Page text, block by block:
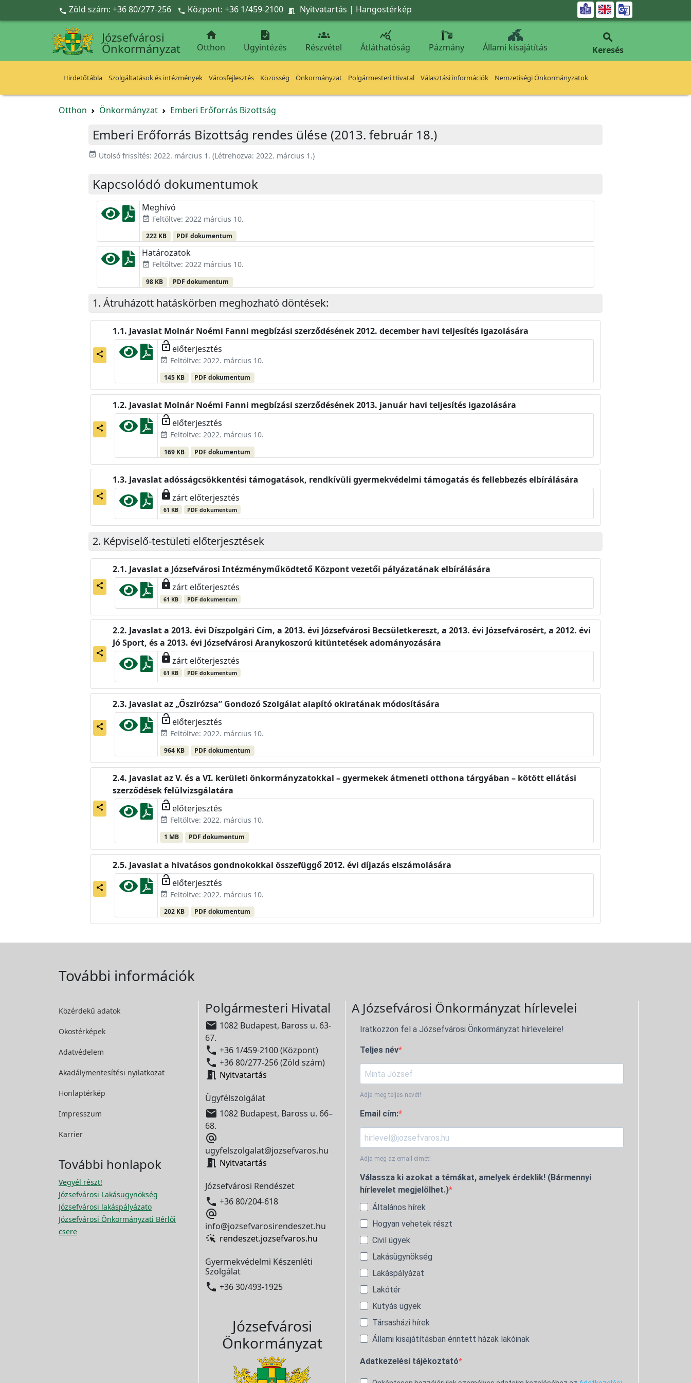
Ugrás a fő tartalomra
 Zöld szám: +36 80/277-256  Központ: +36 1/459-2100  Nyitvatartás | Hangostérkép 
Józsefvárosi
Önkormányzat

Otthon

Ügyintézés

Részvétel

Átláthatóság Pázmány Állami kisajátítás

Keresés
Hirdetőtábla Szolgáltatások és intézmények Városfejlesztés Közösség Önkormányzat Polgármesteri Hivatal Választási információk Nemzetiségi Önkormányzatok
Otthon Önkormányzat Emberi Erőforrás Bizottság
Emberi Erőforrás Bizottság rendes ülése (2013. február 18.)
event_available Utolsó frissítés: 2022. március 1. (Létrehozva: 2022. március 1.)
Kapcsolódó dokumentumok
Meghívó
event_available Feltöltve: 2022 március 10.
222 KB PDF dokumentum
Határozatok
event_available Feltöltve: 2022 március 10.
98 KB PDF dokumentum
Átruházott hatáskörben meghozható döntések:
share
Javaslat Molnár Noémi Fanni megbízási szerződésének 2012. december havi teljesítés igazolására
lock_open előterjesztés
event_available Feltöltve: 2022. március 10.
145 KB PDF dokumentum
share
Javaslat Molnár Noémi Fanni megbízási szerződésének 2013. január havi teljesítés igazolására
lock_open előterjesztés
event_available Feltöltve: 2022. március 10.
169 KB PDF dokumentum
share
Javaslat adósságcsökkentési támogatások, rendkívüli gyermekvédelmi támogatás és fellebbezés elbírálására
lockzárt előterjesztés
61 KB PDF dokumentum
Képviselő-testületi előterjesztések
share
Javaslat a Józsefvárosi Intézményműködtető Központ vezetői pályázatának elbírálására
lockzárt előterjesztés
61 KB PDF dokumentum
share
Javaslat a 2013. évi Díszpolgári Cím, a 2013. évi Józsefvárosi Becsületkereszt, a 2013. évi Józsefvárosért, a 2012. évi
Jó Sport, és a 2013. évi Józsefvárosi Aranykoszorú kitüntetések adományozására
lockzárt előterjesztés
61 KB PDF dokumentum
share
Javaslat az „Őszirózsa” Gondozó Szolgálat alapító okiratának módosítására
lock_open előterjesztés
event_available Feltöltve: 2022. március 10.
964 KB PDF dokumentum
share
Javaslat az V. és a VI. kerületi önkormányzatokkal – gyermekek átmeneti otthona tárgyában – kötött ellátási
szerződések felülvizsgálatára
lock_open előterjesztés
event_available Feltöltve: 2022. március 10.
1 MB PDF dokumentum
share
Javaslat a hivatásos gondnokokkal összefüggő 2012. évi díjazás elszámolására
lock_open előterjesztés
event_available Feltöltve: 2022. március 10.
202 KB PDF dokumentum
További információk
Közérdekű adatok
Okostérképek
Adatvédelem
Akadálymentesítési nyilatkozat
Honlaptérkép
Impresszum
Karrier
További honlapok
Vegyél részt!
Józsefvárosi Lakásügynökség
Józsefvárosi lakáspályázato
Józsefvárosi Önkormányzati Bérlői
csere
Polgármesteri Hivatal
 1082 Budapest, Baross u. 63-
67.
 +36 1/459-2100 (Központ)
 +36 80/277-256 (Zöld szám)
 Nyitvatartás
Ügyfélszolgálat
 1082 Budapest, Baross u. 66–
68.

ugyfelszolgalat@jozsefvaros.hu
 Nyitvatartás
Józsefvárosi Rendészet
 +36 80/204-618

info@jozsefvarosirendeszet.hu
rendeszet.jozsefvaros.hu
Gyermekvédelmi Készenléti
Szolgálat
 +36 30/493-1925
Józsefvárosi
Önkormányzat
A Józsefvárosi Önkormányzat hírlevelei
Iratkozzon fel a Józsefvárosi Önkormányzat hírleveleire!
Teljes név
Adja meg teljes nevét!
Email cím:
Adja meg az email címét!
Válassza ki azokat a témákat, amelyek érdeklik! (Bármennyi
hírlevelet megjelölhet.)
Általános hírek
Hogyan vehetek részt
Civil ügyek
Lakásügynökség
Lakáspályázat
Lakótér
Kutyás ügyek
Társasházi hírek
Állami kisajátításban érintett házak lakóinak
Adatkezelési tájékoztató